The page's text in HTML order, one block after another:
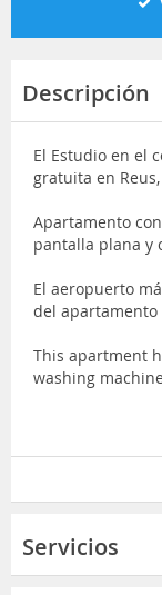
Descripción
El Estudio en el
gratuita en
Apartamento
pantalla plana y
El aeropuerto
del apartamento
This apartment
washing machine
Servicios